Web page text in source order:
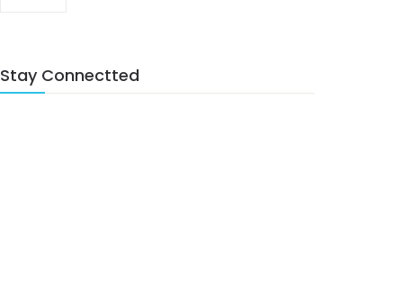
Stay Connectted